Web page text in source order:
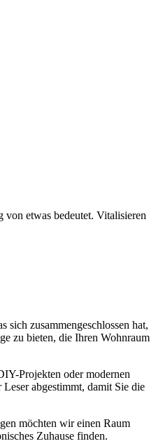
von etwas bedeutet. Vitalisieren
zusammengeschlossen hat,
zu bieten, die Ihren Wohnraum
Projekten oder modernen
abgestimmt, damit Sie die
möchten wir einen Raum
Zuhause finden.